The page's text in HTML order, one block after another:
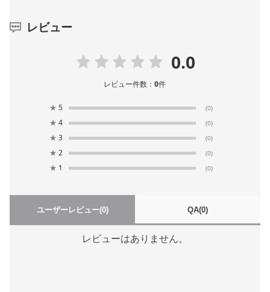
レビュー
0.0
レビュー件数：0件
★ 5 (0)
★ 4 (0)
★ 3 (0)
★ 2 (0)
★ 1 (0)
ユーザーレビュー(0) QA(0)
レビューはありません。